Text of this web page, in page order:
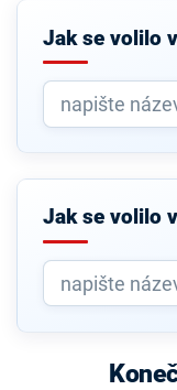
Jak se volilo
Jak se volilo